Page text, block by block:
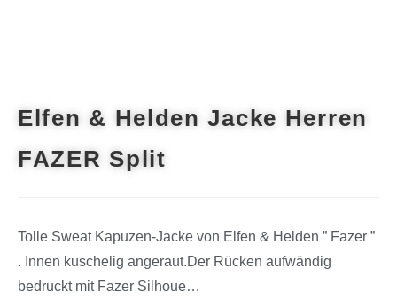
Elfen & Helden Jacke Herren
FAZER Split
Tolle Sweat Kapuzen-Jacke von Elfen & Helden ” Fazer ”
. Innen kuschelig angeraut.Der Rücken aufwändig
bedruckt mit Fazer Silhoue…